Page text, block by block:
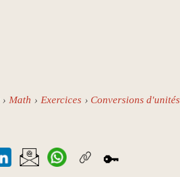
Math Exercices Conversions d'unités
🔑